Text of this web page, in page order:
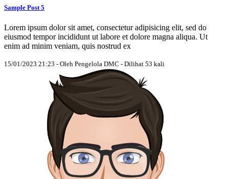
Sample Post 5
Lorem ipsum dolor sit amet, consectetur adipisicing elit, sed do
eiusmod tempor incididunt ut labore et dolore magna aliqua. Ut
enim ad minim veniam, quis nostrud ex
15/01/2023 21:23 - Oleh Pengelola DMC - Dilihat 53 kali